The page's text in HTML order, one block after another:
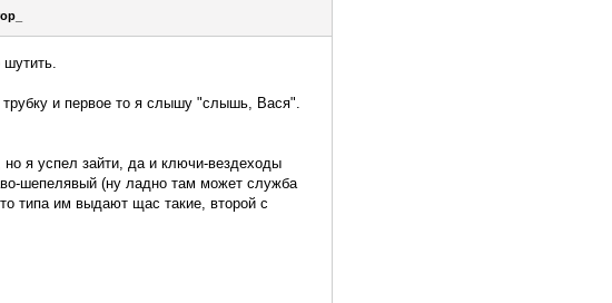
трубку и первое то я слышу "слышь, Вася".
я успел зайти, да и ключи-вездеходы
шепелявый (ну ладно там может служба
типа им выдают щас такие, второй с